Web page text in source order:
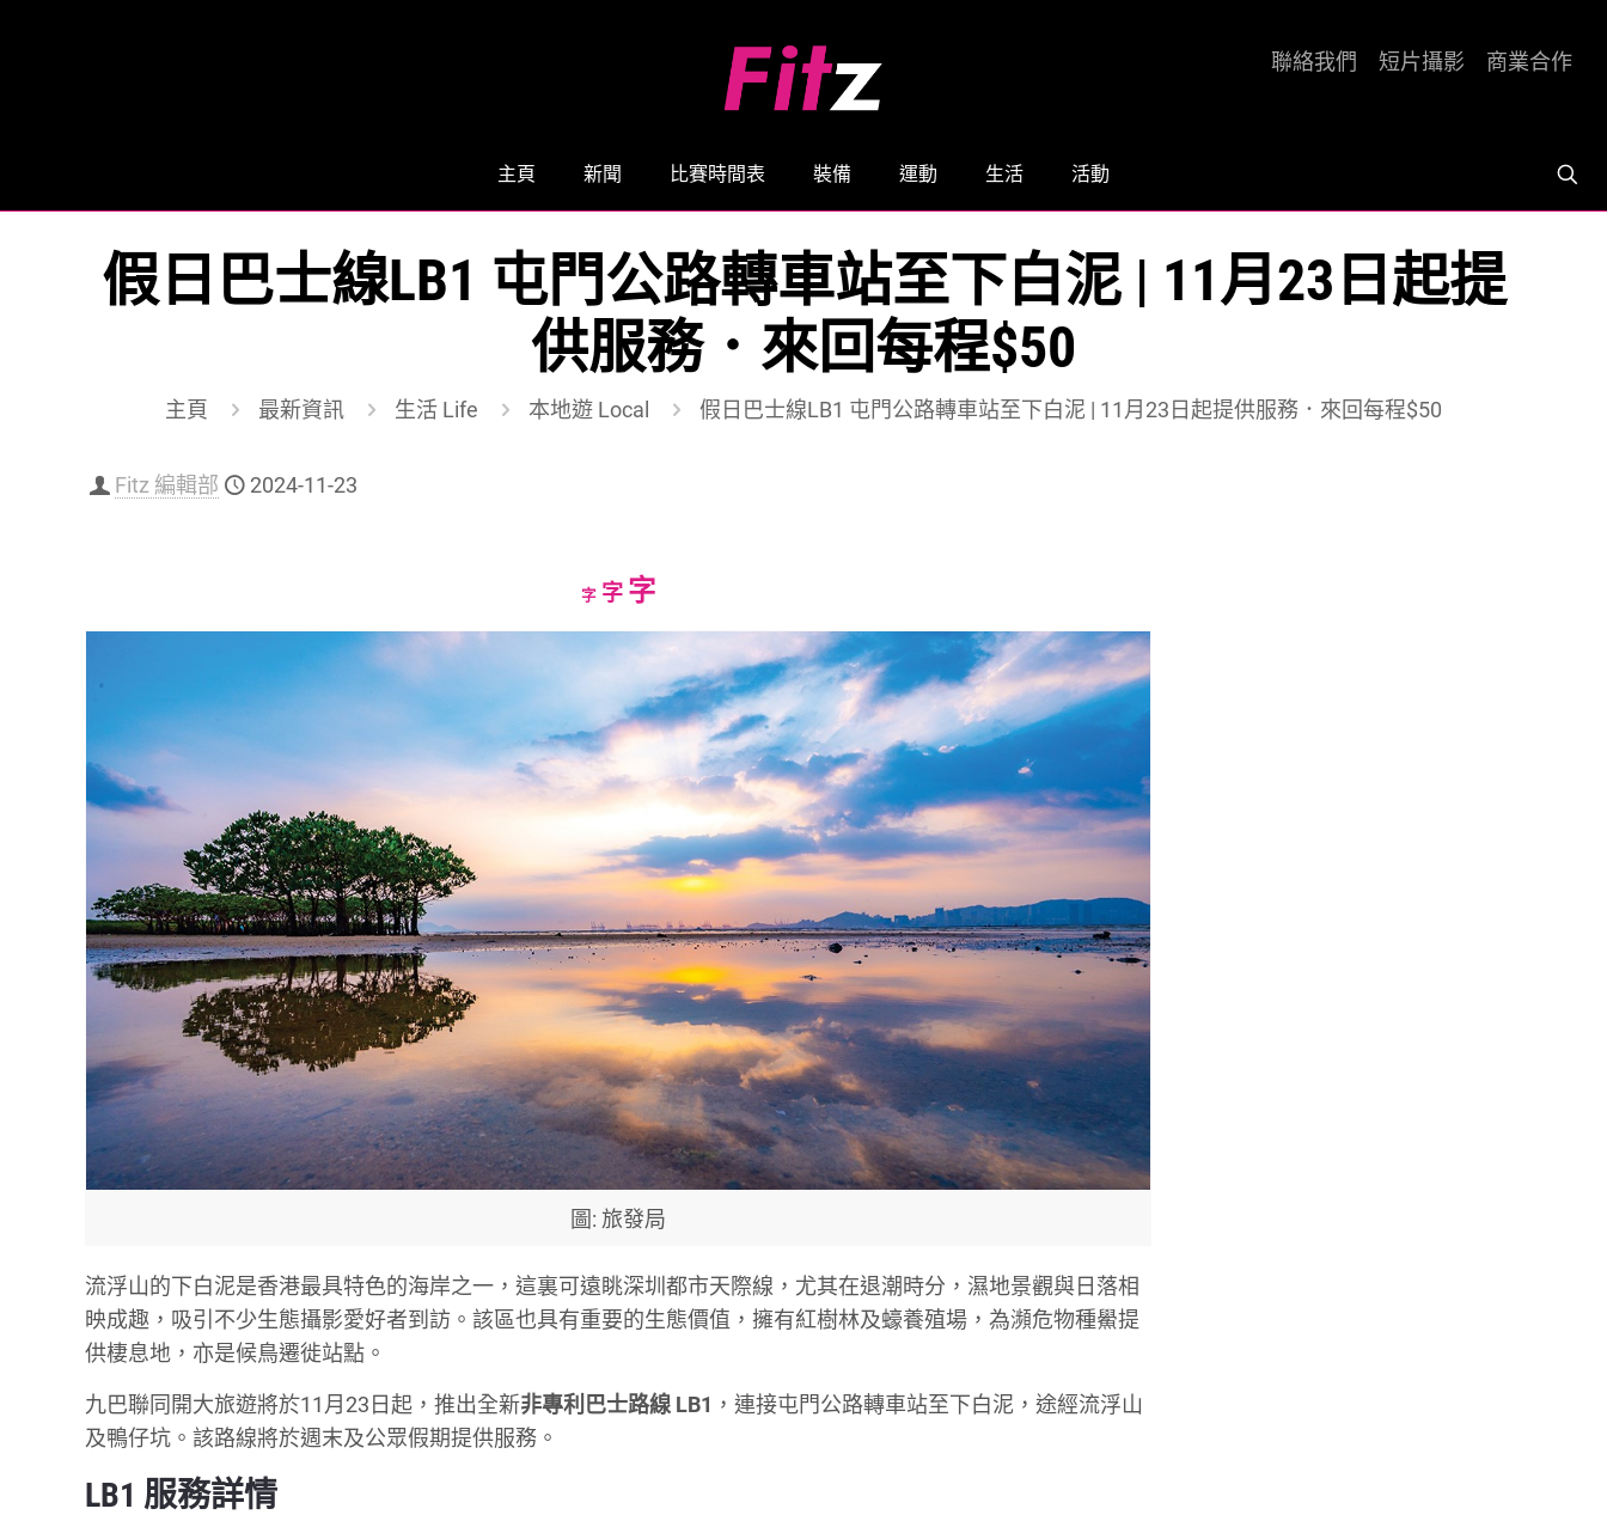
主頁 新聞 比賽時間表 裝備 運動 生活 活動
聯絡我們 短片攝影 商業合作
假日巴士線LB1 屯門公路轉車站至下白泥 | 11月23日起提
供服務．來回每程$50
主頁 最新資訊 生活 Life 本地遊 Local 假日巴士線LB1 屯門公路轉車站至下白泥 | 11月23日起提供服務．來回每程$50
Fitz 編輯部 2024-11-23
字Decrease
字Reset
size.
字Increase
font
size.
圖: 旅發局
流浮山的下白泥是香港最具特色的海岸之一，這裏可遠眺深圳都市天際線，尤其在退潮時分，濕地景觀與日落相
映成趣，吸引不少生態攝影愛好者到訪。該區也具有重要的生態價值，擁有紅樹林及蠔養殖場，為瀕危物種鱟提
供棲息地，亦是候鳥遷徙站點。
九巴聯同開大旅遊將於11月23日起，推出全新非專利巴士路線 LB1 ，連接屯門公路轉車站至下白泥，途經流浮山
及鴨仔坑。該路線將於週末及公眾假期提供服務。
LB1 服務詳情